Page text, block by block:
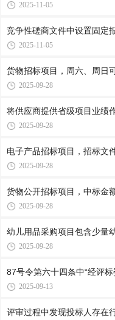
2025-11-05
竞争性磋商文件中设置固定
2025-11-05
货物招标项目，周六、周日
2025-09-28
将供应商提供省级项目业绩
2025-09-28
电子产品招标项目，招标文
2025-09-28
货物公开招标项目，中标金
2025-09-28
幼儿用品采购项目包含少量
2025-09-28
87号令第六十四条中“经评
2025-09-13
评审过程中发现投标人存在